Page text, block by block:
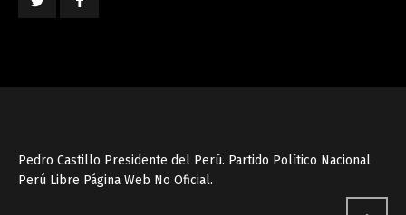
Pedro Castillo Presidente del Perú. Partido Político Nacional
Perú Libre Página Web No Oficial.